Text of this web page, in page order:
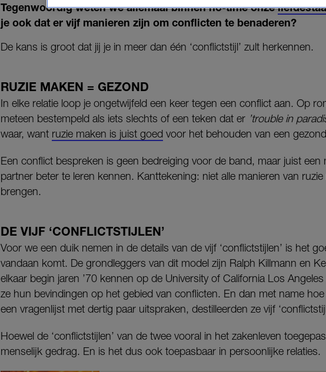
Tegenwoordig weten we allemaal binnen no-time onze
je ook dat er vijf manieren zijn om conflicten te benaderen?
De kans is groot dat jij je in meer dan één ‘conflictstijl’ zult herkennen.
RUZIE MAKEN = GEZOND
In elke relatie loop je ongetwijfeld een keer tegen een conflict aan. Op
meteen bestempeld als iets slechts of een teken dat er ’trouble in
waar, want ruzie maken is juist goed voor het behouden van een
Een conflict bespreken is geen bedreiging voor de band, maar juist een
partner beter te leren kennen. Kanttekening: niet alle manieren van
brengen.
DE VIJF ‘CONFLICTSTIJLEN’
Voor we een duik nemen in de details van de vijf ‘conflictstijlen’ is het
vandaan komt. De grondleggers van dit model zijn Ralph Killmann en
elkaar begin jaren ’70 kennen op de University of California Los
ze hun bevindingen op het gebied van conflicten. En dan met name
een vragenlijst met dertig paar uitspraken, destilleerden ze vijf
Hoewel de ‘conflictstijlen’ van de twee vooral in het zakenleven
menselijk gedrag. En is het dus ook toepasbaar in persoonlijke relaties.